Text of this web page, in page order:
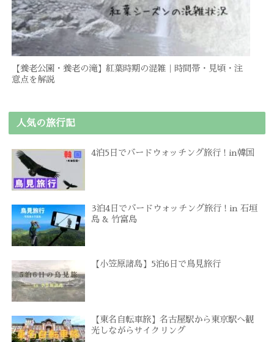
【養老公園・養老の滝】紅葉時期の混雑｜時間帯・見頃・注
意点を解説
人気の旅行記
4泊5日でバードウォッチング旅行 ! in韓国
3泊4日でバードウォッチング旅行 ! in 石垣
島 & 竹富島
【小笠原諸島】5泊6日で鳥見旅行
【東名自転車旅】名古屋駅から東京駅へ観
光しながらサイクリング